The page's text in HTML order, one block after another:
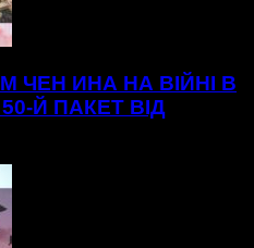
ЧЕН ИНА НА ВІЙНІ В
Й ПАКЕТ ВІД